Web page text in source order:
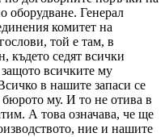
оборудване. Генерал
комитет на
той е там, в
където седят всички
всичките му
в нашите запаси се
бюрото му. И то не отива в
А това означава, че ще
ние и нашите